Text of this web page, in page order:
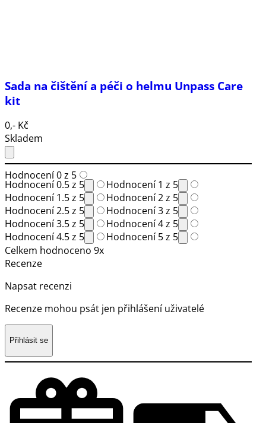
Sada na čištění a péči o helmu Unpass Care
kit
0,- Kč
Skladem
Hodnocení 0 z 5
Hodnocení 0.5 z 5
Hodnocení 1 z 5
Hodnocení 1.5 z 5
Hodnocení 2 z 5
Hodnocení 2.5 z 5
Hodnocení 3 z 5
Hodnocení 3.5 z 5
Hodnocení 4 z 5
Hodnocení 4.5 z 5
Hodnocení 5 z 5
Celkem hodnoceno 9x
Recenze
Napsat recenzi
Recenze mohou psát jen přihlášení uživatelé
Přihlásit se